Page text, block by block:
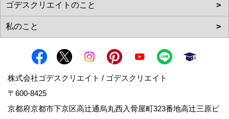
株式会社ゴデスクリエイト / ゴデスクリエイト
〒600-8425
京都府京都市下京区高辻通烏丸西入骨屋町323番地高辻三原ビ